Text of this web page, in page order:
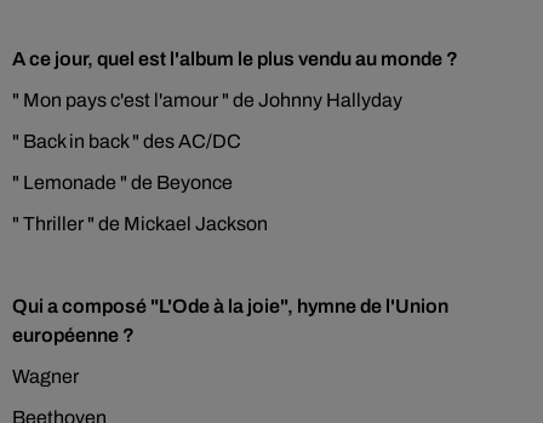
A ce jour, quel est l'album le plus vendu au monde ?
" Mon pays c'est l'amour " de Johnny Hallyday
" Back in back " des AC/DC
" Lemonade " de Beyonce
" Thriller " de Mickael Jackson
Qui a composé "L'Ode à la joie", hymne de l'Union
européenne ?
Wagner
Beethoven